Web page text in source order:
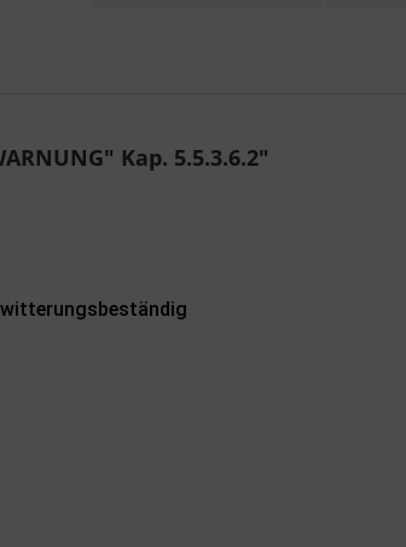
Mit * gekennzeichnete Felder sind
Kap. 5.5.3.6.2"
witterungsbeständig